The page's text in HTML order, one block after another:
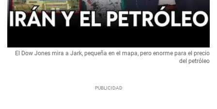
El Dow Jones mira a Jark, pequeña en el mapa, pero enorme para el precio
del petróleo